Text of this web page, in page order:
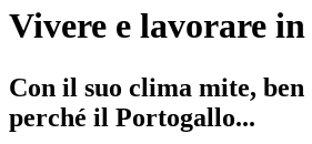
1
of
Vivere e lavorare
Con il suo clima mite,
perché il Portogallo...